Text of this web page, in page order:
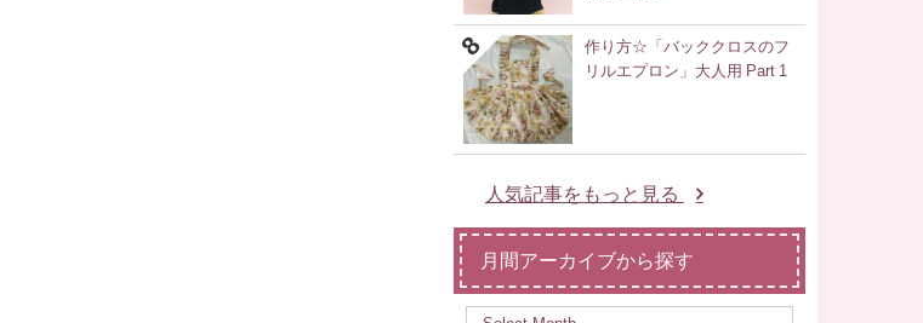
作り方☆「バッククロスのフ
リルエプロン」大人用 Part 1
人気記事をもっと見る
月間アーカイブから探す